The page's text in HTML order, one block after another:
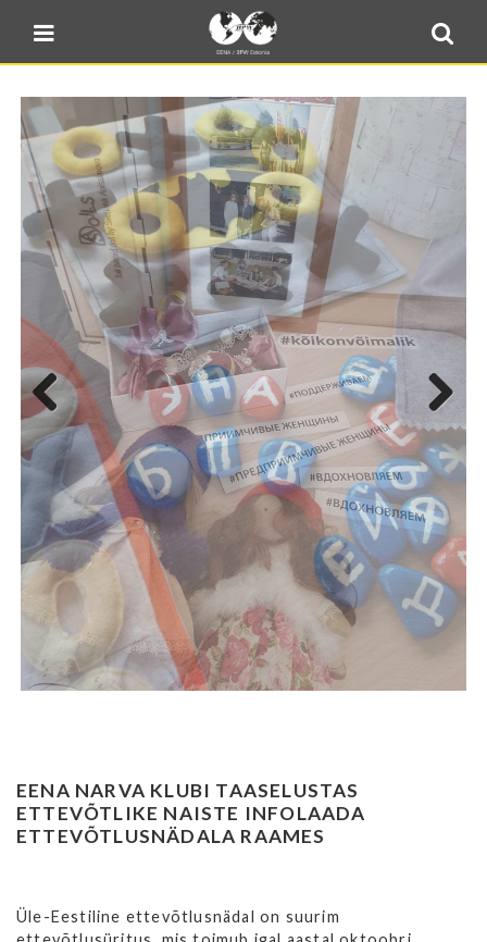
Sulge menüü
Blogi
E-pood
Kontakt
Minu BPW
In English
Previous Next
EENA NARVA KLUBI TAASELUSTAS
ETTEVÕTLIKE NAISTE INFOLAADA
ETTEVÕTLUSNÄDALA RAAMES
Üle-Eestiline ettevõtlusnädal on suurim
ettevõtlusüritus, mis toimub igal aastal oktoobri